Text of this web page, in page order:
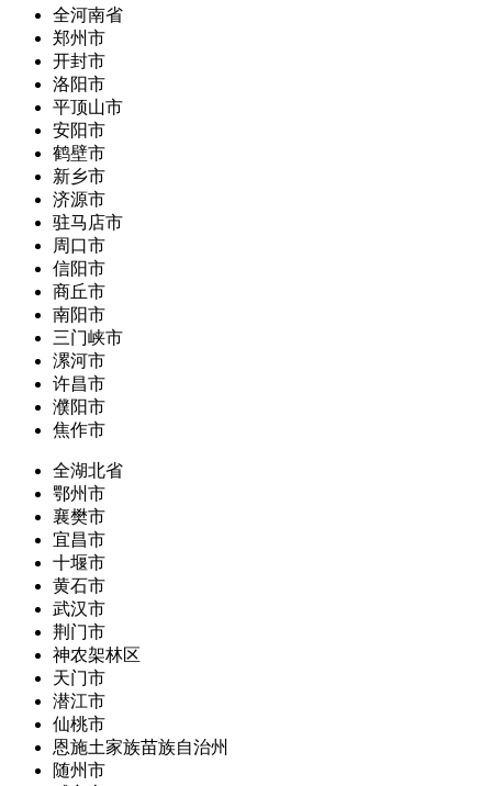
全河南省
郑州市
开封市
洛阳市
平顶山市
安阳市
鹤壁市
新乡市
济源市
驻马店市
周口市
信阳市
商丘市
南阳市
三门峡市
漯河市
许昌市
濮阳市
焦作市
全湖北省
鄂州市
襄樊市
宜昌市
十堰市
黄石市
武汉市
荆门市
神农架林区
天门市
潜江市
仙桃市
恩施土家族苗族自治州
随州市